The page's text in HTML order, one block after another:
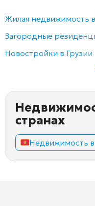
Жилая недвижимость
Загородные
Новостройки в Грузии
странах
Недвижимость